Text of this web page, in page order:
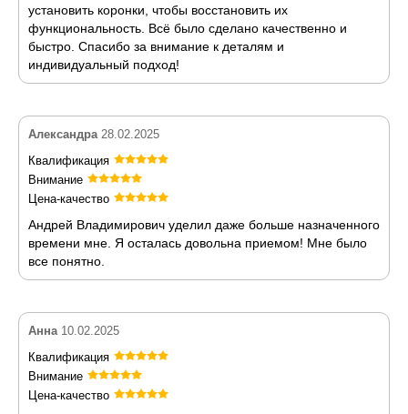
установить коронки, чтобы восстановить их
функциональность. Всё было сделано качественно и
быстро. Спасибо за внимание к деталям и
индивидуальный подход!
Александра 28.02.2025
Квалификация
Внимание
Цена-качество
Андрей Владимирович уделил даже больше назначенного
времени мне. Я осталась довольна приемом! Мне было
все понятно.
Анна 10.02.2025
Квалификация
Внимание
Цена-качество